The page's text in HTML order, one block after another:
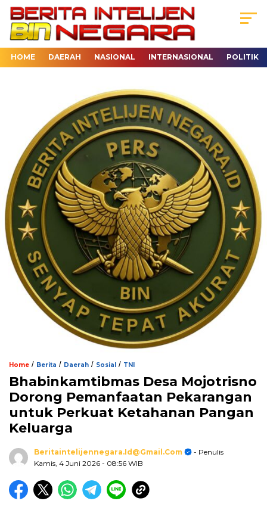
HOME DAERAH NASIONAL INTERNASIONAL POLITIK
Home / Berita / Daerah / Sosial / TNI
Bhabinkamtibmas Desa Mojotrisno
Dorong Pemanfaatan Pekarangan
untuk Perkuat Ketahanan Pangan
Keluarga
Beritaintelijennegara.id@gmail.com
- Penulis
Kamis, 4 Juni 2026 - 08:56 WIB